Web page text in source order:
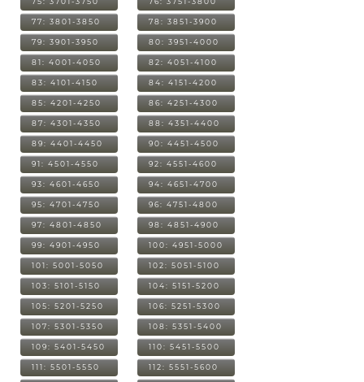
77: 3801-3850 78: 3851-3900
79: 3901-3950 80: 3951-4000
81: 4001-4050 82: 4051-4100
83: 4101-4150 84: 4151-4200
85: 4201-4250 86: 4251-4300
87: 4301-4350 88: 4351-4400
89: 4401-4450 90: 4451-4500
91: 4501-4550 92: 4551-4600
93: 4601-4650 94: 4651-4700
95: 4701-4750 96: 4751-4800
97: 4801-4850 98: 4851-4900
99: 4901-4950 100: 4951-5000
101: 5001-5050 102: 5051-5100
103: 5101-5150 104: 5151-5200
105: 5201-5250 106: 5251-5300
107: 5301-5350 108: 5351-5400
109: 5401-5450 110: 5451-5500
111: 5501-5550 112: 5551-5600